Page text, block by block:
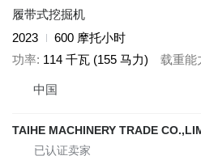
履带式挖掘机
2023
600 摩托小时
功率 114 千瓦 (155 马力) 载重能
中国
TAIHE MACHINERY TRADE